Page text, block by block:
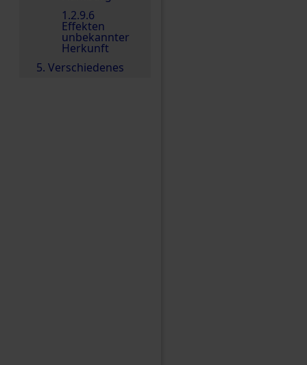
1.2.9.6
Effekten
unbekannter
Herkunft
5. Verschiedenes